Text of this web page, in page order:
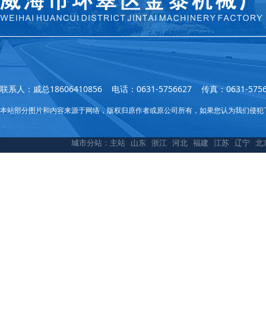
联系人：戚总18606410856 电话：0631-5756627 传真：0631-
本站部分图片和内容来源于网络，版权归原作者或原公司所有，如果您认为我们侵
城市分站： 主站 山东 浙江 河北 福建 江苏 辽宁 北